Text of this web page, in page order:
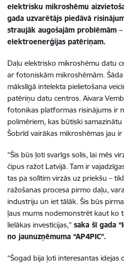
elektrisku mikroshēmu
gada uzvarētājs piedāvā
straujāk augošajām problēmām
elektroenerģijas patēriņam.
Daļu elektrisko mikroshēmu datu
ar fotoniskām mikroshēmām.
mākslīgā intelekta pielietošana
patēriņu datu centros. Aivara
fotonikas platformas risinājums ir
polimēriem, kas būtiski samazinātu
Šobrīd vairākas mikroshēmas jau
“Šis būs ļoti svarīgs solis, lai mēs
čipus ražot Latvijā. Tam ir
tas pa solītim virzās uz priekšu –
ražošanas procesa pirmo daļu,
industriju un iet tālāk. Šis būs
ļaus mums nodemonstrēt kaut ko
lielākas investīcijas,” saka šī gada
no jaunuzņēmuma “AP4PIC”.
“Šogad bija ļoti interesantas idejas